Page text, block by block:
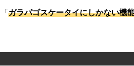
ガラパゴスケータイにしかない機